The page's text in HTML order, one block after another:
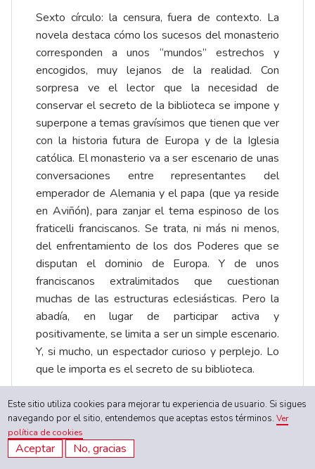
Sexto círculo: la censura, fuera de contexto. La
novela destaca cómo los sucesos del monasterio
corresponden a unos “mundos” estrechos y
encogidos, muy lejanos de la realidad. Con
sorpresa ve el lector que la necesidad de
conservar el secreto de la biblioteca se impone y
superpone a temas gravísimos que tienen que ver
con la historia futura de Europa y de la Iglesia
católica. El monasterio va a ser escenario de unas
conversaciones entre representantes del
emperador de Alemania y el papa (que ya reside
en Aviñón), para zanjar el tema espinoso de los
fraticelli franciscanos. Se trata, ni más ni menos,
del enfrentamiento de los dos Poderes que se
disputan el dominio de Europa. Y de unos
franciscanos extralimitados que cuestionan
muchas de las estructuras eclesiásticas. Pero la
abadía, en lugar de participar activa y
positivamente, se limita a ser un simple escenario.
Y, si mucho, un espectador curioso y perplejo. Lo
que le importa es el secreto de su biblioteca.
Las conversaciones se verán frustradas por las
muertes ocurridas en la abadía. Y la oportunidad
del necesario diálogo se desaprovechó por la
actitud de los perseguidores profesionales de
Este sitio utiliza cookies para mejorar tu experiencia de usuario. Si sigues
navegando por el sitio, entendemos que aceptas estos términos.Ver
política de cookies
Aceptar No, gracias